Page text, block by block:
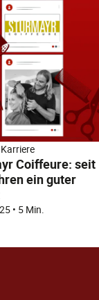
Coiffeure: seit
ein guter
• 5 Min.